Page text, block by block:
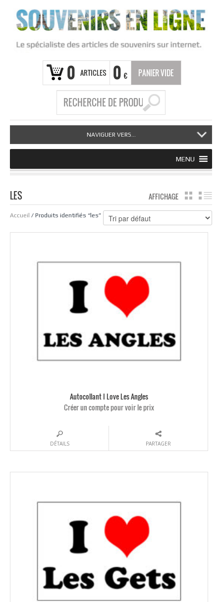
0 ARTICLES 0 € PANIER VIDE
NAVIGUER VERS...
MENU
LES AFFICHAGE GRILLE
Accueil / Produits identifiés “les”
Autocollant I Love Les Angles
Créer un compte pour voir le prix
DÉTAILS PARTAGER